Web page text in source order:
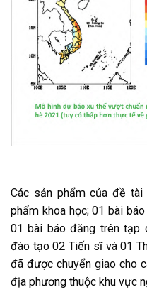
Các sản phẩm của đề
phẩm khoa học; 01 bài
01 bài báo đăng trên tạp
đào tạo 02 Tiến sĩ và 01
đã được chuyển giao cho
địa phương thuộc khu vực